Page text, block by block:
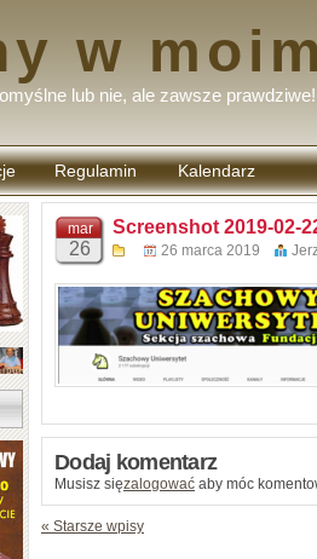
w
lub nie, ale zawsze prawdziwe!
Regulamin
komentarzy
Kalendarz
mar
26
Screenshot 2019-02-
26 marca 2019
Dodaj komentarz
Musisz sięzalogować aby móc
« Starsze wpisy